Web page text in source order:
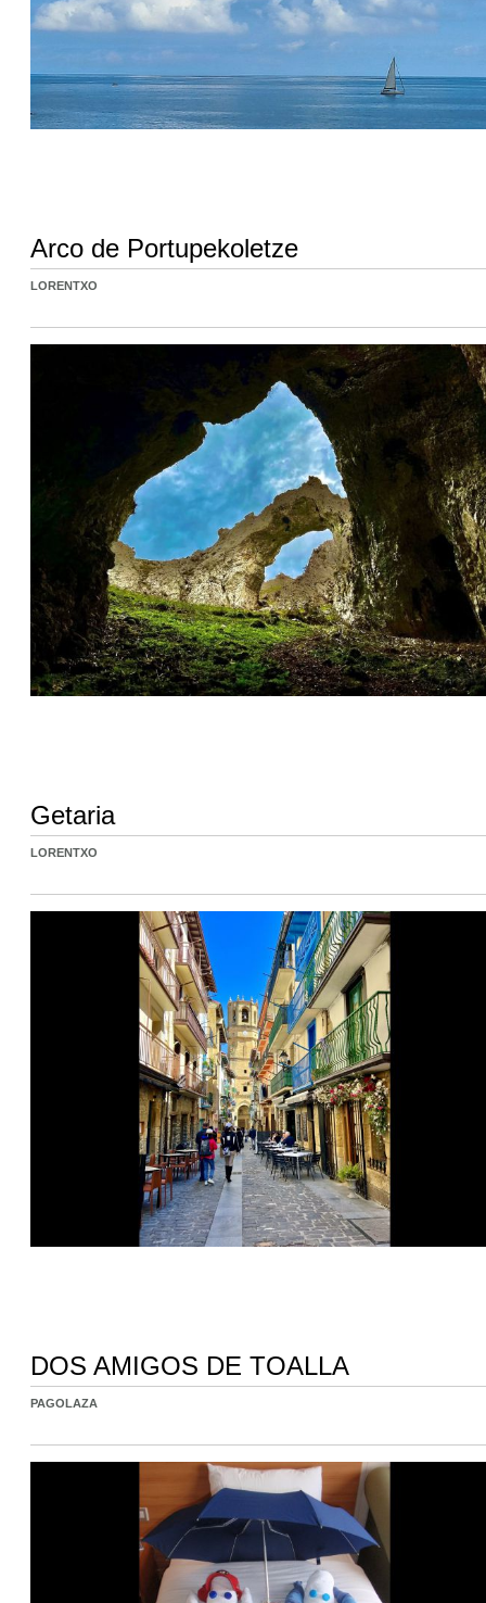
Arco de Portupekoletze
LORENTXO
Getaria
LORENTXO
DOS AMIGOS DE TOALLA
PAGOLAZA